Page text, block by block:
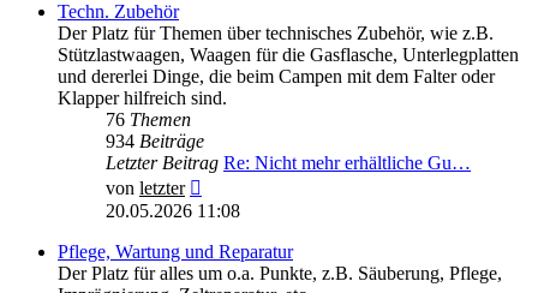
Techn. Zubehör
Der Platz für Themen über technisches Zubehör, wie z.B.
Stützlastwaagen, Waagen für die Gasflasche, Unterlegplatten
und dererlei Dinge, die beim Campen mit dem Falter oder
Klapper hilfreich sind.
76 Themen
934 Beiträge
Letzter Beitrag Re: Nicht mehr erhältliche Gu…
von letzter
Beitrag
20.05.2026 11:08
Pflege, Wartung und Reparatur
Der Platz für alles um o.a. Punkte, z.B. Säuberung, Pflege,